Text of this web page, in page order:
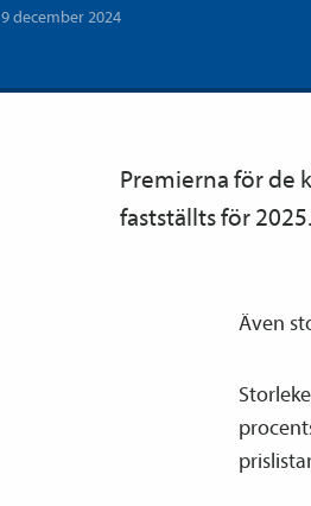
9 december 2024
Premierna för de
fastställts för 2025.
Även